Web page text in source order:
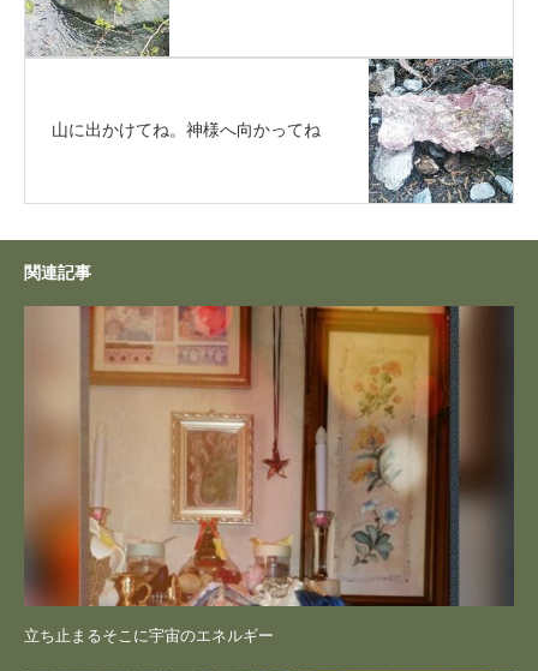
山に出かけてね。神様へ向かってね
関連記事
立ち止まるそこに宇宙のエネルギー